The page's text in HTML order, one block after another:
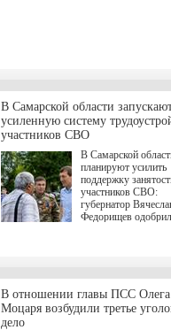
В Самарской области
усиленную систему
участников СВО
В Самарской
планируют усилить
поддержку
участников СВО:
губернатор
Федорищев
на трудоустройство
спокойную
мирной жизни.
В отношении главы ПСС Олега
Моцаря возбудили третье
дело